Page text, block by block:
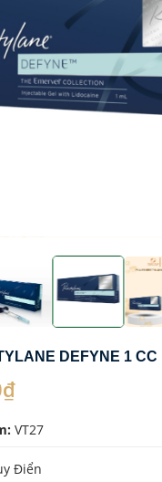
DEFYNE 1 CC
VT27
Điển